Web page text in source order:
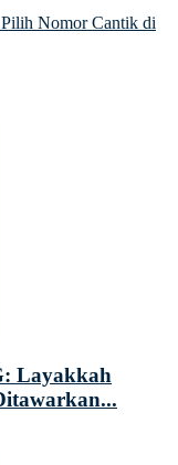
Nomor Cantik di
Layakkah